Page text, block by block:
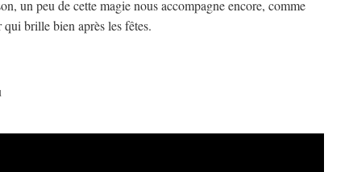
un peu de cette magie nous accompagne encore, comme
brille bien après les fêtes.